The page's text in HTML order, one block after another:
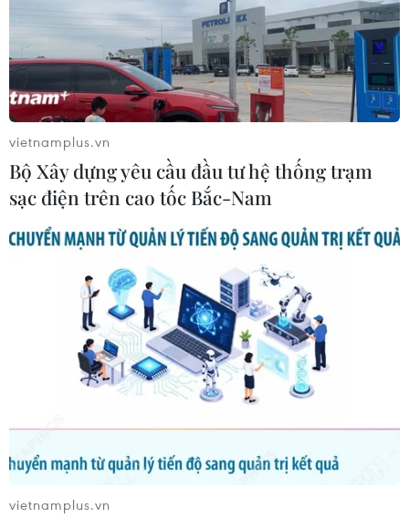
Diêm dân Bình Thuận phấn khởi vì được
vụ muối
21/03/2014 10:45
Tuy giá muối giảm nhưng diêm dân Bình Thuận vẫn rất
phấn khởi vì năng suất muối cao hơn những năm trước,
đạt từ 10 đến 13 tấn/ha.
vietnamplus.vn
Bộ Xây dựng yêu cầu đầu tư hệ thống trạm
sạc điện trên cao tốc Bắc-Nam
vietnamplus.vn